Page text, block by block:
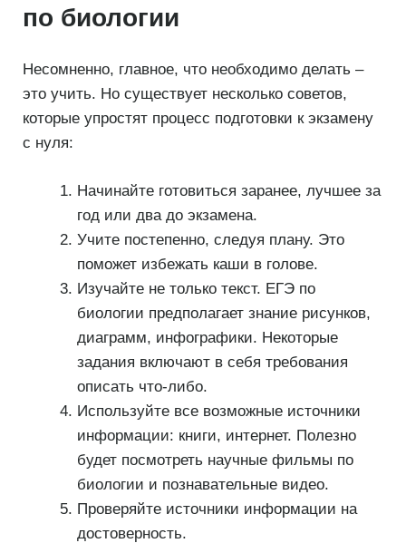
по биологии
Несомненно, главное, что необходимо делать –
это учить. Но существует несколько советов,
которые упростят процесс подготовки к экзамену
с нуля:
Начинайте готовиться заранее, лучшее за
год или два до экзамена.
Учите постепенно, следуя плану. Это
поможет избежать каши в голове.
Изучайте не только текст. ЕГЭ по
биологии предполагает знание рисунков,
диаграмм, инфографики. Некоторые
задания включают в себя требования
описать что-либо.
Используйте все возможные источники
информации: книги, интернет. Полезно
будет посмотреть научные фильмы по
биологии и познавательные видео.
Проверяйте источники информации на
достоверность.